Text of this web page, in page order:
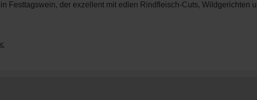
Festtagswein, der exzellent mit edlen Rindfleisch-Cuts, Wildgerichten